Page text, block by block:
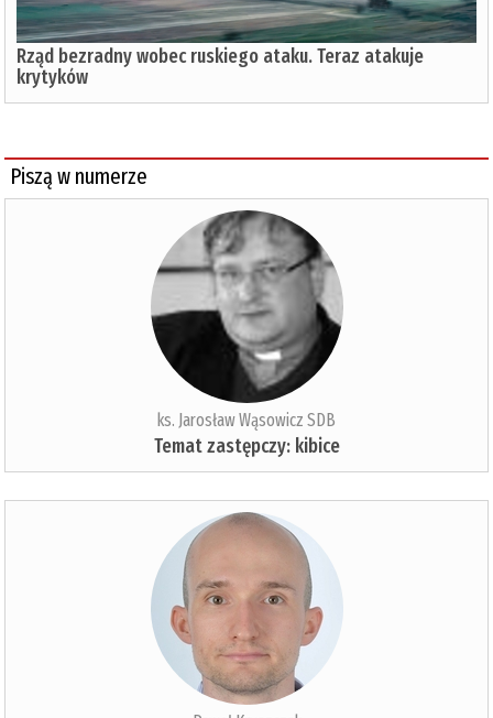
Rząd bezradny wobec ruskiego ataku. Teraz atakuje
krytyków
Piszą w numerze
ks. Jarosław Wąsowicz SDB
Temat zastępczy: kibice